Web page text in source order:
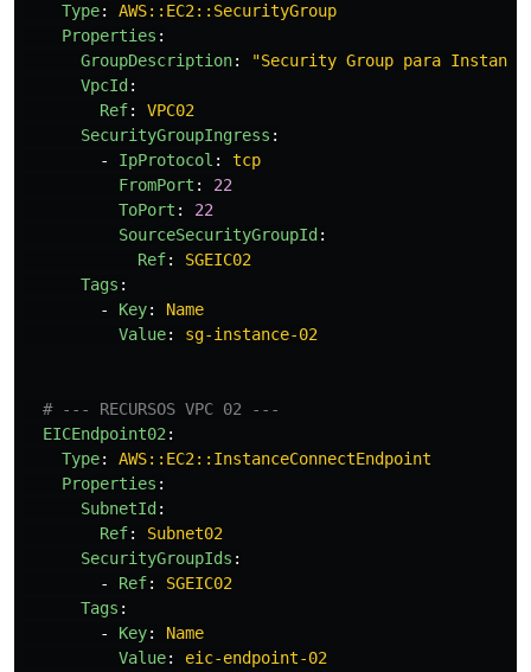
Type:
AWS::EC2::SecurityGroup
Properties :
GroupDescription: "Security Group para
VpcId :
Ref:
VPC02
SecurityGroupIngress :
-
IpProtocol :
tcp
FromPort :
22
ToPort :
22
SourceSecurityGroupId :
Ref:
SGEIC02
Tags :
-
Key:
Name
Value: sg-instance-02
# --- RECURSOS VPC 02 ---
EICEndpoint02 :
Type:
AWS::EC2::InstanceConnectEndpoint
Properties :
SubnetId :
Ref:
Subnet02
SecurityGroupIds :
-
Ref:
SGEIC02
Tags :
-
Key:
Name
Value: eic-endpoint-02